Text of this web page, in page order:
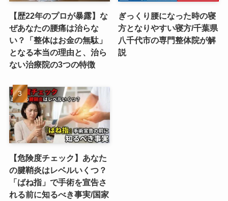
【歴22年のプロが暴露】な
ぜあなたの腰痛は治らな
い？「整体はお金の無駄」
となる本当の理由と、治ら
ない治療院の3つの特徴
ぎっくり腰になった時の寝
方となりやすい寝方/千葉県
八千代市の専門整体院が解
説
【危険度チェック】あなた
の腱鞘炎はレベルいくつ？
「ばね指」で手術を宣告さ
れる前に知るべき事実/国家